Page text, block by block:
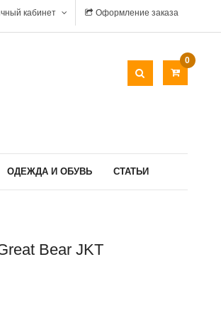
кабинет Оформление заказа
0
ОДЕЖДА И ОБУВЬ СТАТЬИ
Bear JKT